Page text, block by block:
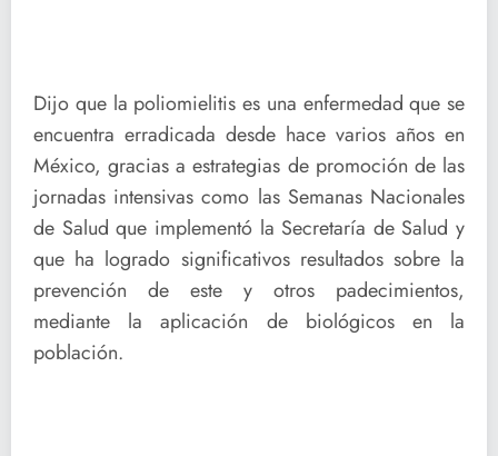
Dijo que la poliomielitis es una enfermedad que se
encuentra erradicada desde hace varios años en
México, gracias a estrategias de promoción de las
jornadas intensivas como las Semanas Nacionales
de Salud que implementó la Secretaría de Salud y
que ha logrado significativos resultados sobre la
prevención de este y otros padecimientos,
mediante la aplicación de biológicos en la
población.